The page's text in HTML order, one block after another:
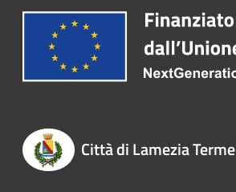
Città di Lamezia Terme